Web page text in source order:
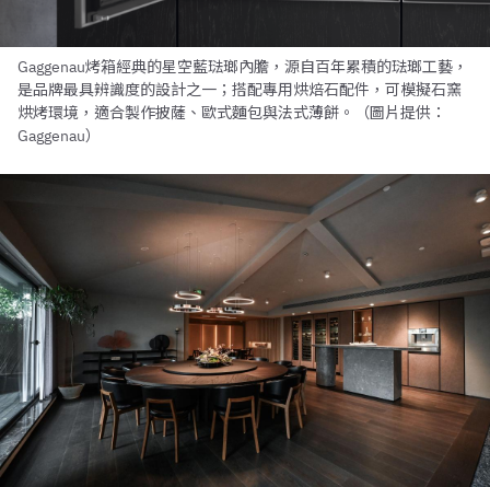
Gaggenau烤箱經典的星空藍琺瑯內膽，源自百年累積的琺瑯工藝，
是品牌最具辨識度的設計之一；搭配專用烘焙石配件，可模擬石窯
烘烤環境，適合製作披薩、歐式麵包與法式薄餅。（圖片提供：
Gaggenau）